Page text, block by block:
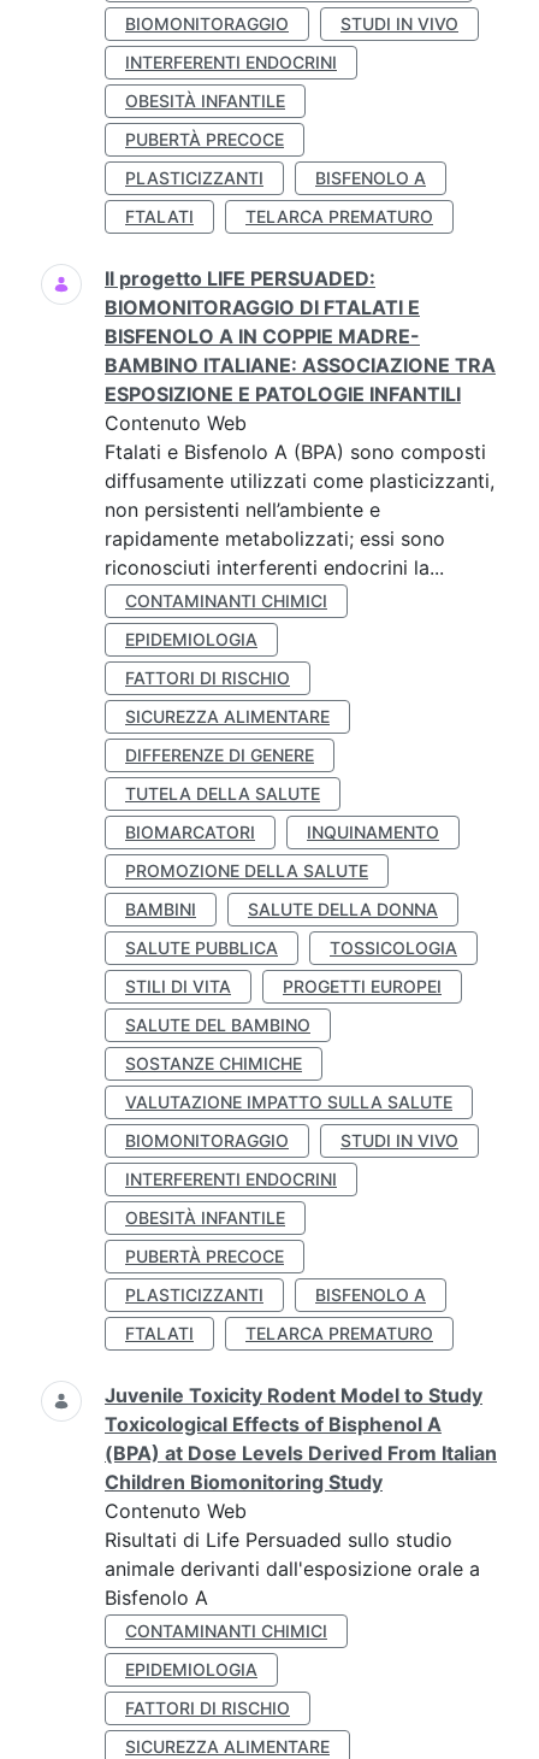
BIOMONITORAGGIO
STUDI IN VIVO
INTERFERENTI ENDOCRINI
OBESITÀ INFANTILE
PUBERTÀ PRECOCE
PLASTICIZZANTI
BISFENOLO A
FTALATI
TELARCA PREMATURO
Il progetto LIFE PERSUADED:
BIOMONITORAGGIO DI FTALATI E
BISFENOLO A IN COPPIE MADRE-
BAMBINO ITALIANE: ASSOCIAZIONE TRA
ESPOSIZIONE E PATOLOGIE INFANTILI
Contenuto Web
Ftalati e Bisfenolo A (BPA) sono composti
diffusamente utilizzati come plasticizzanti,
non persistenti nell’ambiente e
rapidamente metabolizzati; essi sono
riconosciuti interferenti endocrini la...
CONTAMINANTI CHIMICI
EPIDEMIOLOGIA
FATTORI DI RISCHIO
SICUREZZA ALIMENTARE
DIFFERENZE DI GENERE
TUTELA DELLA SALUTE
BIOMARCATORI
INQUINAMENTO
PROMOZIONE DELLA SALUTE
BAMBINI
SALUTE DELLA DONNA
SALUTE PUBBLICA
TOSSICOLOGIA
STILI DI VITA
PROGETTI EUROPEI
SALUTE DEL BAMBINO
SOSTANZE CHIMICHE
VALUTAZIONE IMPATTO SULLA SALUTE
BIOMONITORAGGIO
STUDI IN VIVO
INTERFERENTI ENDOCRINI
OBESITÀ INFANTILE
PUBERTÀ PRECOCE
PLASTICIZZANTI
BISFENOLO A
FTALATI
TELARCA PREMATURO
Juvenile Toxicity Rodent Model to Study
Toxicological Effects of Bisphenol A
(BPA) at Dose Levels Derived From Italian
Children Biomonitoring Study
Contenuto Web
Risultati di Life Persuaded sullo studio
animale derivanti dall'esposizione orale a
Bisfenolo A
CONTAMINANTI CHIMICI
EPIDEMIOLOGIA
FATTORI DI RISCHIO
SICUREZZA ALIMENTARE